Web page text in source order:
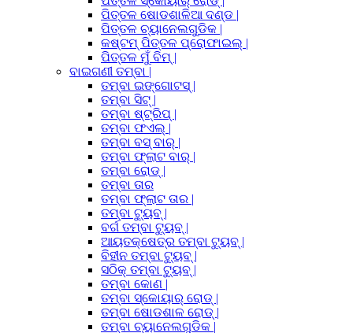
ପିତ୍ତଳ ଷୋଡଶାଳିଆ ଦଣ୍ଡ |
ପିତ୍ତଳ ଚ୍ୟାନେଲଗୁଡିକ |
କଷ୍ଟମ୍ ପିତ୍ତଳ ପ୍ରୋଫାଇଲ୍ |
ପିତ୍ତଳ ମୁଁ ବିମ୍ |
ବାଇଗଣୀ ତମ୍ବା |
ତମ୍ବା ଇଙ୍ଗୋଟସ୍ |
ତମ୍ବା ସିଟ୍ |
ତମ୍ବା ଷ୍ଟ୍ରିପ୍ |
ତମ୍ବା ଫଏଲ୍ |
ତମ୍ବା ବସ୍ ବାର୍ |
ତମ୍ବା ଫ୍ଲାଟ ବାର୍ |
ତମ୍ବା ରୋଡ୍ |
ତମ୍ବା ତାର
ତମ୍ବା ଫ୍ଲାଟ ତାର |
ତମ୍ବା ଟ୍ୟୁବ୍ |
ବର୍ଗ ତମ୍ବା ଟ୍ୟୁବ୍ |
ଆୟତକ୍ଷେତ୍ର ତମ୍ବା ଟ୍ୟୁବ୍ |
ବିହୀନ ତମ୍ବା ଟ୍ୟୁବ୍ |
ସଠିକ୍ ତମ୍ବା ଟ୍ୟୁବ୍ |
ତମ୍ବା କୋଣ |
ତମ୍ବା ସ୍କୋୟାର୍ ରୋଡ୍ |
ତମ୍ବା ଷୋଡଶାଳ ରୋଡ୍ |
ତମ୍ବା ଚ୍ୟାନେଲଗୁଡିକ |